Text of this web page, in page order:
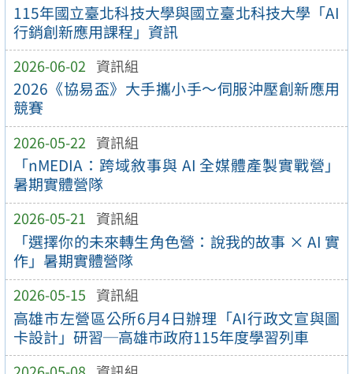
115年國立臺北科技大學與國立臺北科技大學「AI
行銷創新應用課程」資訊
2026-06-02 資訊組
2026《協易盃》大手攜小手～伺服沖壓創新應用
競賽
2026-05-22 資訊組
「nMEDIA：跨域敘事與 AI 全媒體產製實戰營」
暑期實體營隊
2026-05-21 資訊組
「選擇你的未來轉生角色營：說我的故事 × AI 實
作」暑期實體營隊
2026-05-15 資訊組
高雄市左營區公所6月4日辦理「AI行政文宣與圖
卡設計」研習─高雄市政府115年度學習列車